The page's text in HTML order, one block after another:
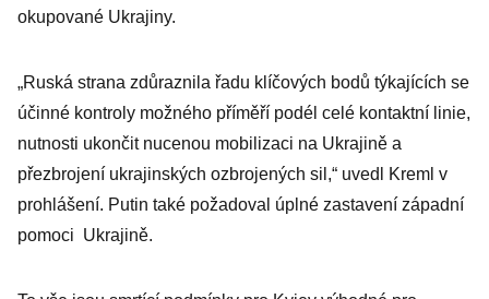
okupované Ukrajiny.
„Ruská strana zdůraznila řadu klíčových bodů týkajících se
účinné kontroly možného příměří podél celé kontaktní linie,
nutnosti ukončit nucenou mobilizaci na Ukrajině a
přezbrojení ukrajinských ozbrojených sil,“ uvedl Kreml v
prohlášení. Putin také požadoval úplné zastavení západní
pomoci Ukrajině.